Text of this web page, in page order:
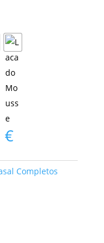
€Price
range:
109,24 €
through
Completos